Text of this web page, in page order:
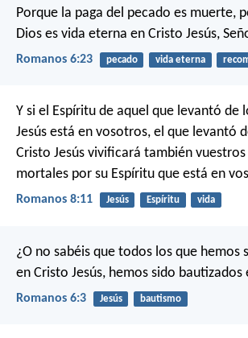
Porque la paga del pecado es muerte,
Dios es vida eterna en Cristo Jesús,
Romanos 6:23 pecado vida eterna
Y si el Espíritu de aquel que levantó de
Jesús está en vosotros, el que levantó
Cristo Jesús vivificará también
mortales por su Espíritu que está en
Romanos 8:11 Jesús Espíritu vida
¿O no sabéis que todos los que hemos
en Cristo Jesús, hemos sido bautizados
Romanos 6:3 Jesús bautismo